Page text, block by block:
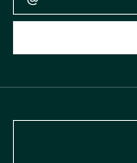
Zpět na formulář